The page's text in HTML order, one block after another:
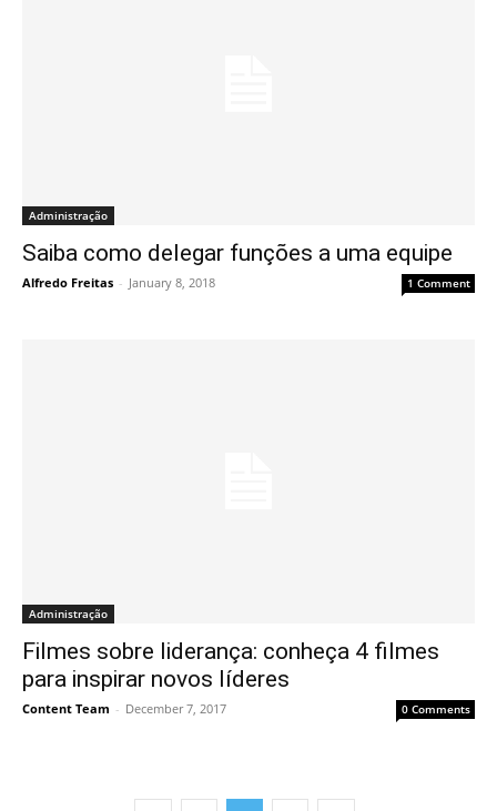
Administração
Saiba como delegar funções a uma equipe
Alfredo Freitas - January 8, 2018 1 Comment
Administração
Filmes sobre liderança: conheça 4 filmes
para inspirar novos líderes
Content Team - December 7, 2017 0 Comments